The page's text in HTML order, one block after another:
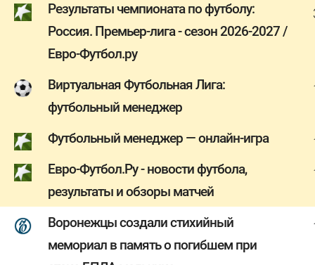
Результаты чемпионата по футболу:
Россия. Премьер-лига - сезон 2026-2027 /
Евро-Футбол.ру
Виртуальная Футбольная Лига:
футбольный менеджер
Футбольный менеджер — онлайн-игра
Евро-Футбол.Ру - новости футбола,
результаты и обзоры матчей
Воронежцы создали стихийный
мемориал в память о погибшем при